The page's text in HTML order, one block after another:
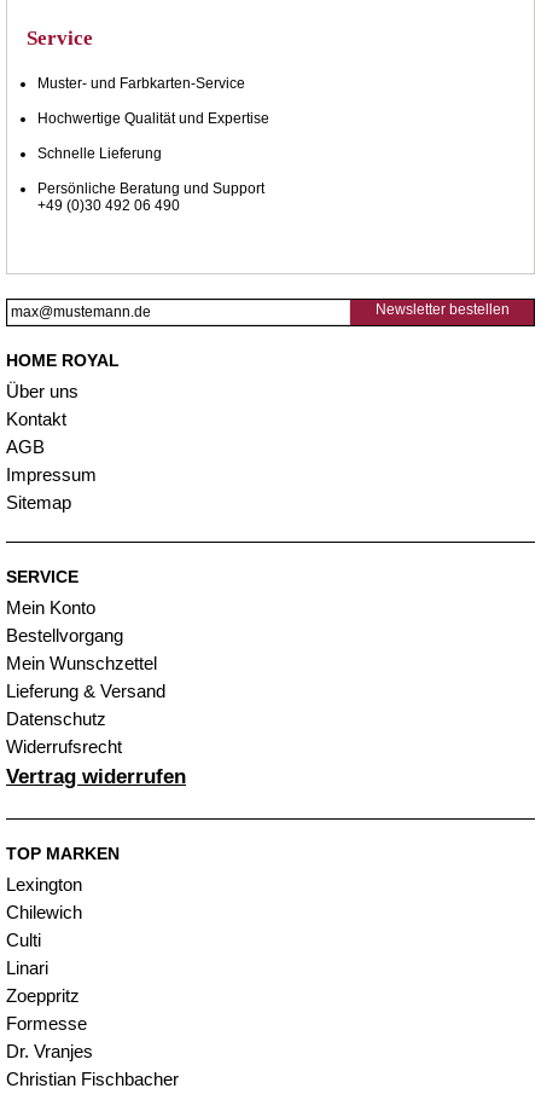
Service
Muster- und Farbkarten-Service
Hochwertige Qualität und Expertise
Schnelle Lieferung
Persönliche Beratung und Support
+49 (0)30 492 06 490
Newsletter bestellen
HOME ROYAL
Über uns
Kontakt
AGB
Impressum
Sitemap
SERVICE
Mein Konto
Bestellvorgang
Mein Wunschzettel
Lieferung & Versand
Datenschutz
Widerrufsrecht
Vertrag widerrufen
TOP MARKEN
Lexington
Chilewich
Culti
Linari
Zoeppritz
Formesse
Dr. Vranjes
Christian Fischbacher